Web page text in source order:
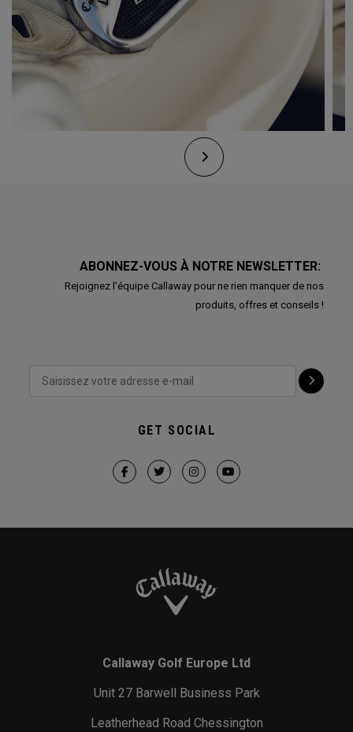
ABONNEZ-VOUS À NOTRE NEWSLETTER:
Rejoignez l'équipe Callaway pour ne rien manquer de nos
produits, offres et conseils !
GET SOCIAL
Callaway Golf Europe Ltd
Unit 27 Barwell Business Park
Leatherhead Road Chessington